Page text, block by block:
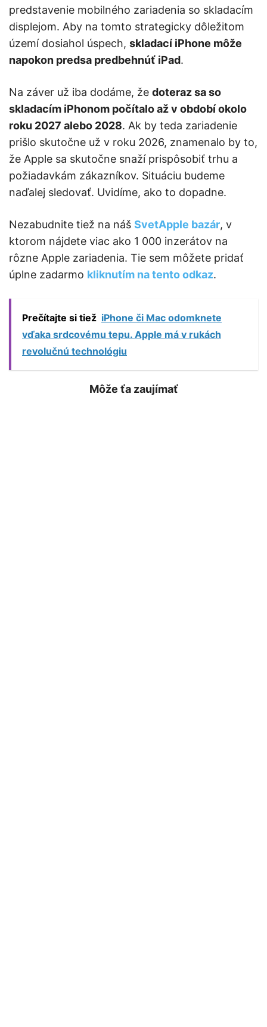
predstavenie mobilného zariadenia so skladacím
displejom. Aby na tomto strategicky dôležitom
území dosiahol úspech, skladací iPhone môže
napokon predsa predbehnúť iPad.
Na záver už iba dodáme, že doteraz sa so
skladacím iPhonom počítalo až v období okolo
roku 2027 alebo 2028. Ak by teda zariadenie
prišlo skutočne už v roku 2026, znamenalo by to,
že Apple sa skutočne snaží prispôsobiť trhu a
požiadavkám zákazníkov. Situáciu budeme
naďalej sledovať. Uvidíme, ako to dopadne.
Nezabudnite tiež na náš SvetApple bazár, v
ktorom nájdete viac ako 1 000 inzerátov na
rôzne Apple zariadenia. Tie sem môžete pridať
úplne zadarmo kliknutím na tento odkaz.
Prečítajte si tiež iPhone či Mac odomknete
vďaka srdcovému tepu. Apple má v rukách
revolučnú technológiu
Môže ťa zaujímať